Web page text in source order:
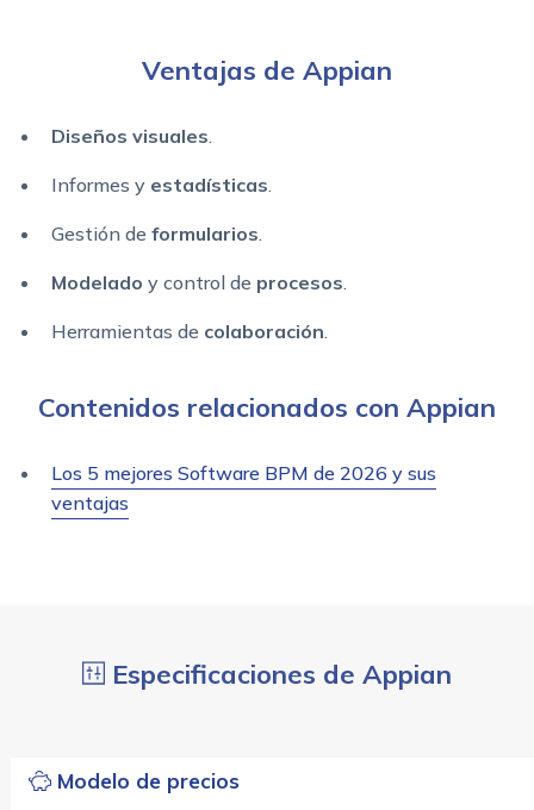
Ventajas de Appian
Diseños visuales
Informes y estadísticas
Gestión de formularios
Modelado y control de procesos
Herramientas de colaboración
Contenidos relacionados con Appian
Los 5 mejores Software BPM de 2026 y sus
ventajas
Especificaciones de Appian
Modelo de precios